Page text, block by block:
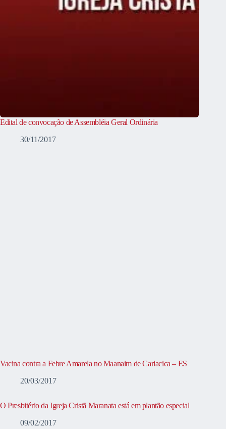
Edital de convocação de Assembléia Geral Ordinária
30/11/2017
Vacina contra a Febre Amarela no Maanaim de Cariacica – ES
20/03/2017
O Presbitério da Igreja Cristã Maranata está em plantão especial
09/02/2017